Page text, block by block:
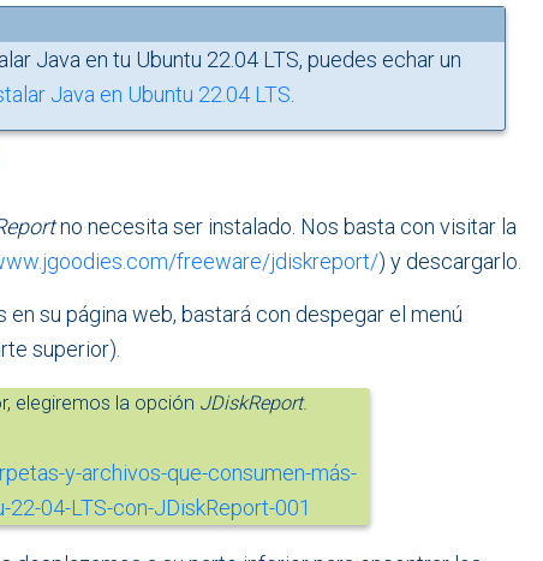
Java en tu Ubuntu 22.04 LTS, puedes echar un
Java en Ubuntu 22.04 LTS
no necesita ser instalado. Nos basta con visitar la
freeware/jdiskreport/) y descargarlo.
su página web, bastará con despegar el menú
superior).
elegiremos la opción JDiskReport.